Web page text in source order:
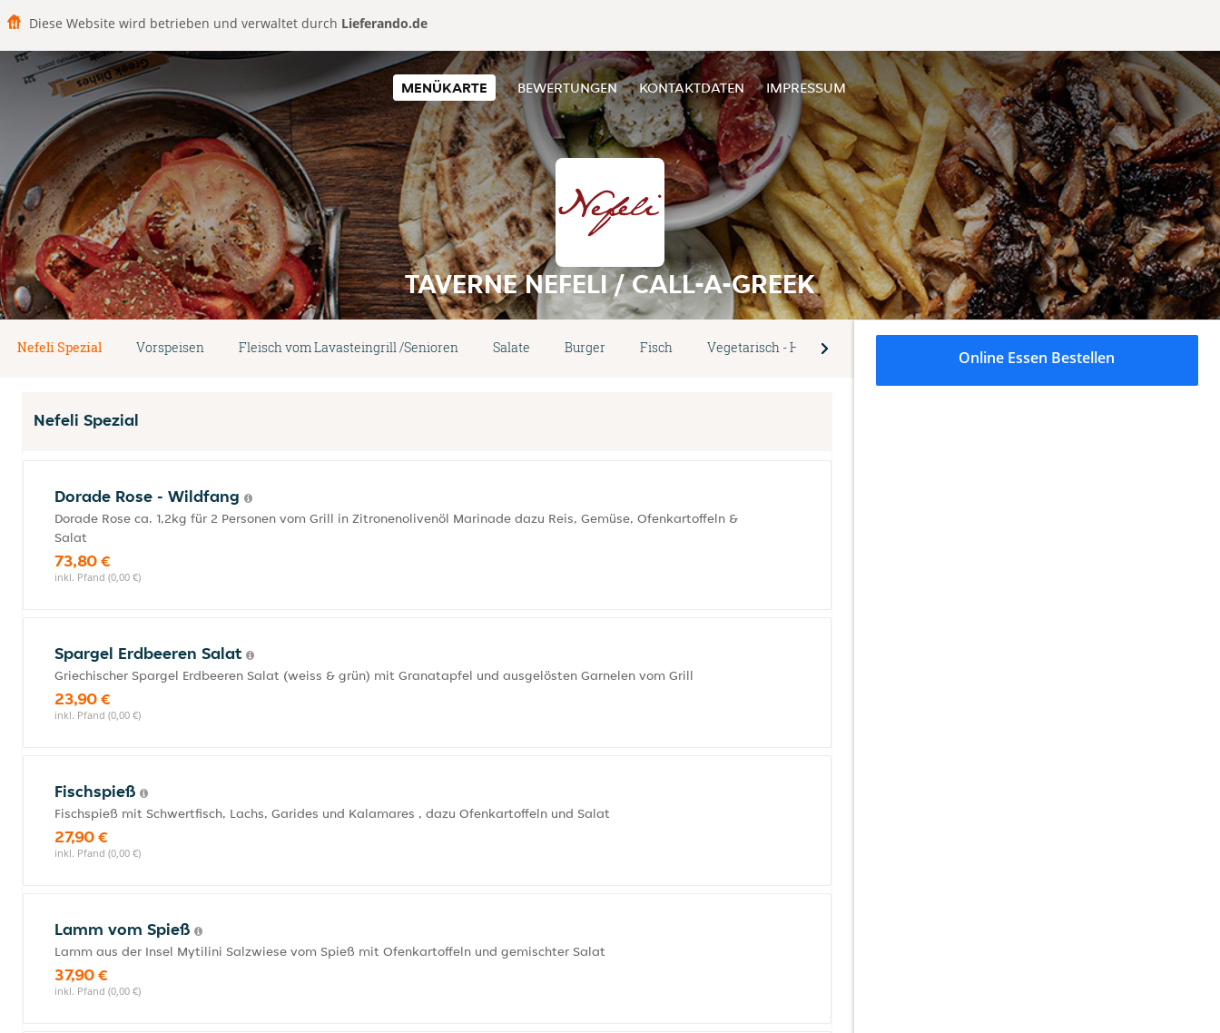
Diese Website wird betrieben und verwaltet durch Lieferando.de
MENÜKARTE BEWERTUNGEN KONTAKTDATEN IMPRESSUM
TAVERNE NEFELI / CALL-A-GREEK
Nefeli Spezial Vorspeisen Fleisch vom Lavasteingrill /Senioren Salate Burger Fisch Vegetarisch - Hausgemacht - Pasta Für unsere kleinen Gäste
Nefeli Spezial
Dorade Rose - Wildfang
Dorade Rose ca. 1,2kg für 2 Personen vom Grill in Zitronenolivenöl Marinade dazu Reis, Gemüse, Ofenkartoffeln &
Salat
73,80 €
inkl. Pfand (0,00 €)
Spargel Erdbeeren Salat
Griechischer Spargel Erdbeeren Salat (weiss & grün) mit Granatapfel und ausgelösten Garnelen vom Grill
23,90 €
inkl. Pfand (0,00 €)
Fischspieß
Fischspieß mit Schwertfisch, Lachs, Garides und Kalamares , dazu Ofenkartoffeln und Salat
27,90 €
inkl. Pfand (0,00 €)
Lamm vom Spieß
Lamm aus der Insel Mytilini Salzwiese vom Spieß mit Ofenkartoffeln und gemischter Salat
37,90 €
inkl. Pfand (0,00 €)
Online Essen Bestellen